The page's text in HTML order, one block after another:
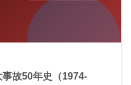
事故50年史（1974-